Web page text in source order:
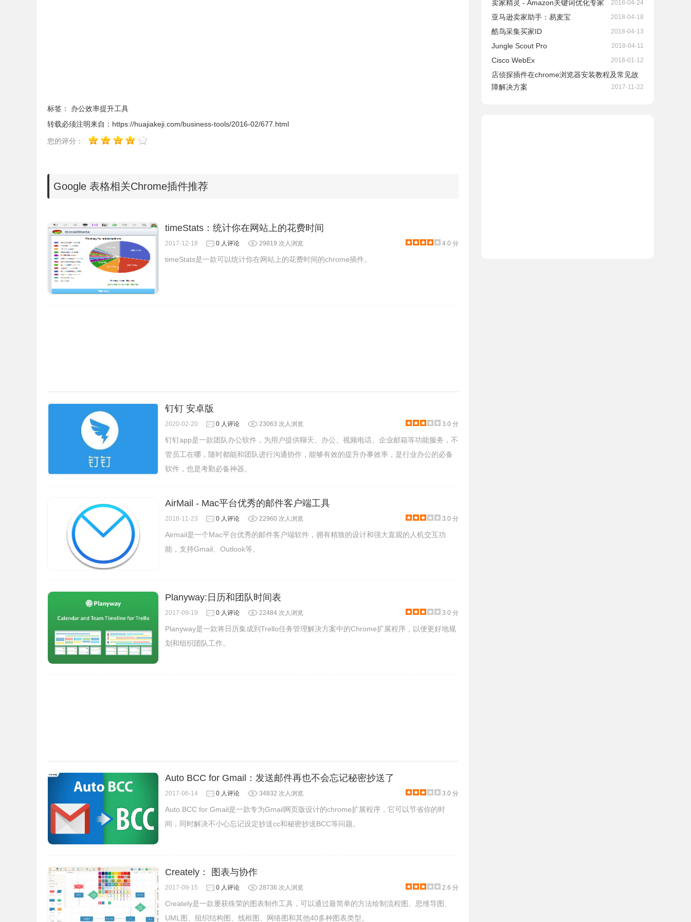
标签：
办公效率提升工具
转载必须注明来自： https://huajiakeji.com/business-tools/2016-02/677.html
您的评分：
Google 表格相关Chrome插件推荐
timeStats：统计你在网站上的花费时间
2017-12-18 0 人评论 29819 次人浏览 4.0 分
timeStats是一款可以统计你在网站上的花费时间的chrome插件。
钉钉 安卓版
2020-02-20 0 人评论 23063 次人浏览 3.0 分
钉钉app是一款团队办公软件，为用户提供聊天、办公、视频电话、企业邮箱等功能服务，不
管员工在哪，随时都能和团队进行沟通协作，能够有效的提升办事效率，是行业办公的必备
软件，也是考勤必备神器。
AirMail - Mac平台优秀的邮件客户端工具
2018-11-23 0 人评论 22960 次人浏览 3.0 分
Airmail是一个Mac平台优秀的邮件客户端软件，拥有精致的设计和强大直观的人机交互功
能，支持Gmail、Outlook等。
Planyway:日历和团队时间表
2017-09-19 0 人评论 22484 次人浏览 3.0 分
Planyway是一款将日历集成到Trello任务管理解决方案中的Chrome扩展程序，以便更好地规
划和组织团队工作。
Auto BCC for Gmail：发送邮件再也不会忘记秘密抄送了
2017-06-14 0 人评论 34832 次人浏览 3.0 分
Auto BCC for Gmail是一款专为Gmail网页版设计的chrome扩展程序，它可以节省你的时
间，同时解决不小心忘记设定抄送cc和秘密抄送BCC等问题。
Creately： 图表与协作
2017-09-15 0 人评论 28736 次人浏览 2.6 分
Creately是一款屡获殊荣的图表制作工具，可以通过最简单的方法绘制流程图、思维导图、
UML图、组织结构图、线框图、网络图和其他40多种图表类型。
卖家精灵 - Amazon关键词优化专家 2018-04-24
亚马逊卖家助手：易麦宝 2018-04-18
酷鸟采集买家ID 2018-04-13
Jungle Scout Pro 2018-04-11
Cisco WebEx 2018-01-12
店侦探插件在chrome浏览器安装教程及常见故
障解决方案
2017-11-22